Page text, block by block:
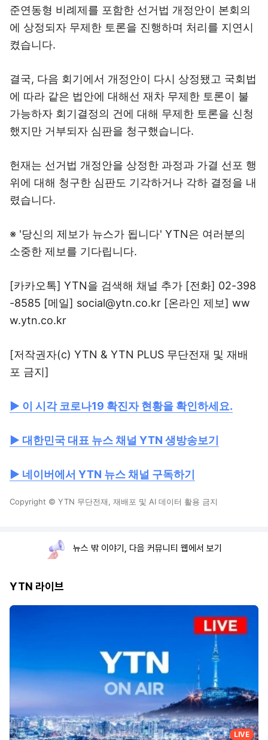
준연동형 비례제를 포함한 선거법 개정안이 본회의
에 상정되자 무제한 토론을 진행하며 처리를 지연시
켰습니다.
결국, 다음 회기에서 개정안이 다시 상정됐고 국회법
에 따라 같은 법안에 대해선 재차 무제한 토론이 불
가능하자 회기결정의 건에 대해 무제한 토론을 신청
했지만 거부되자 심판을 청구했습니다.
헌재는 선거법 개정안을 상정한 과정과 가결 선포 행
위에 대해 청구한 심판도 기각하거나 각하 결정을 내
렸습니다.
※ '당신의 제보가 뉴스가 됩니다' YTN은 여러분의
소중한 제보를 기다립니다.
[카카오톡] YTN을 검색해 채널 추가 [전화] 02-398
-8585 [메일] social@ytn.co.kr [온라인 제보] ww
w.ytn.co.kr
[저작권자(c) YTN & YTN PLUS 무단전재 및 재배
포 금지]
▶ 이 시각 코로나19 확진자 현황을 확인하세요.
▶ 대한민국 대표 뉴스 채널 YTN 생방송보기
▶ 네이버에서 YTN 뉴스 채널 구독하기
Copyright © YTN 무단전재, 재배포 및 AI 데이터 활용 금지
뉴스 밖 이야기, 다음 커뮤니티 웹에서 보기
YTN 라이브
LIVE